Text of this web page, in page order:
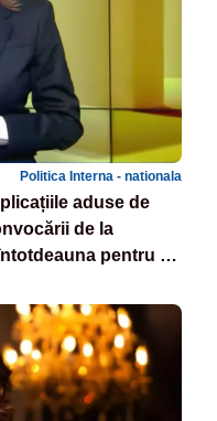
Politica Interna - nationala
aduse de
de la
pentru a